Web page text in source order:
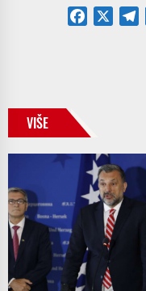
Facebook
VIŠE